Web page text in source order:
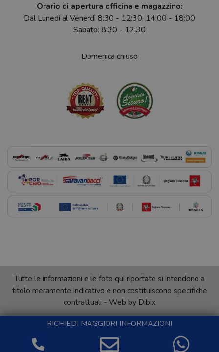
RICHIEDI MAGGIORI INFORMAZIONI
Orario di apertura officina e magazzino:
Dal Lunedì al Venerdì 8:30 - 12:30, 14:00 - 18:00
Sabato: 8:30 - 12:30
Domenica chiuso
Tutte le informazioni e le foto qui riportate si intendono a
titolo meramente indicativo e non costituiscono specifiche
contrattuali - Web by Dibix